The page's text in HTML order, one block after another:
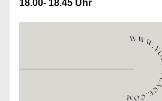
18.00- 18.45 Uhr